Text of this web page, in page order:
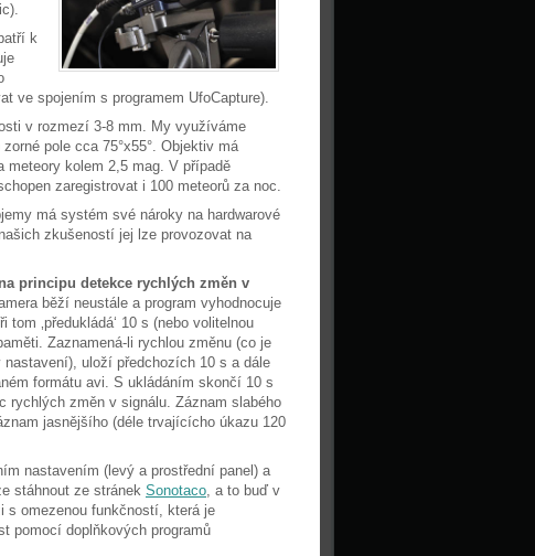
k
ve spojením s programem UfoCapture).
v rozmezí 3-8 mm. My využíváme
pole cca 75°x55°. Objektiv má
meteory kolem 2,5 mag. V případě
zaregistrovat i 100 meteorů za noc.
má systém své nároky na hardwarové
zkušeností jej lze provozovat na
na principu detekce rychlých změn v
běží neustále a program vyhodnocuje
‚předukládá‘ 10 s (nebo volitelnou
Zaznamená-li rychlou změnu (co je
nastavení), uloží předchozích 10 s a dále
formátu avi. S ukládáním skončí 10 s
rychlých změn v signálu. Záznam slabého
jasnějšího (déle trvajícícho úkazu 120
nastavením (levý a prostřední panel) a
stáhnout ze stránek Sonotaco, a to buď v
s omezenou funkčností, která je
pomocí doplňkových programů